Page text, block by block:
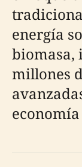
energía
biomasa,
millones